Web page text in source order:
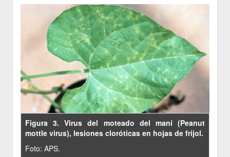
Figura 3. Virus del moteado del maní (Peanut
mottle virus), lesiones cloróticas en hojas de frijol.
Foto: APS.